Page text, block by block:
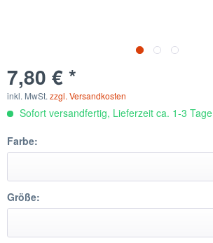
7,80 € *
inkl. MwSt. zzgl. Versandkosten
Sofort versandfertig, Lieferzeit ca. 1-3 Tage
Farbe:
Größe: